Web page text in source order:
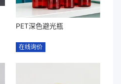
PET深色避光瓶
在线询价